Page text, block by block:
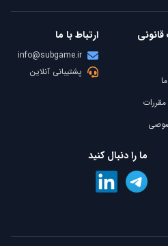
قانونی ارتباط با ما
info@subgame.ir
پشتیبانی آنلاین
ما را دنبال کنید